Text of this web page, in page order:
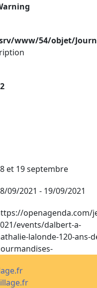
www/54/objet/
et 19 septembre
09/2021 - 19/09/2021
openagenda.com/
events/dalbert-a-
lalonde-120-ans-